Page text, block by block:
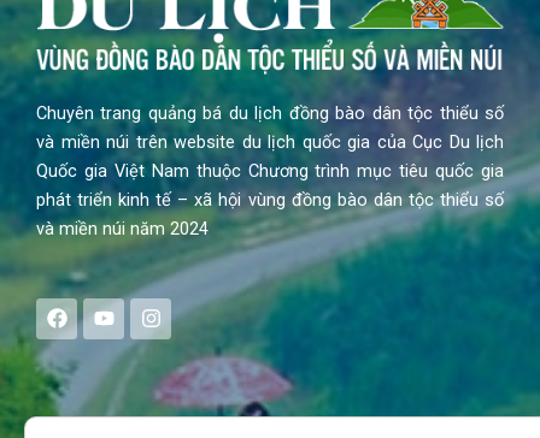
Chuyên trang quảng bá du lịch đồng bào dân tộc thiểu số
và miền núi trên website du lịch quốc gia của Cục Du lịch
Quốc gia Việt Nam thuộc Chương trình mục tiêu quốc gia
phát triển kinh tế – xã hội vùng đồng bào dân tộc thiểu số
và miền núi năm 2024
F
a
c
e
b
o
Y
o
u
t
u
b
I
n
s
a
g
Search